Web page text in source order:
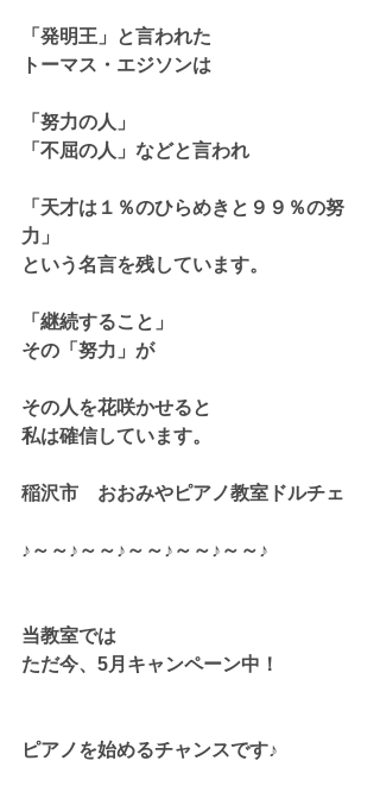
「発明王」と言われた
トーマス・エジソンは
「努力の人」
「不屈の人」などと言われ
「天才は１％のひらめきと９９％の努
力」
という名言を残しています。
「継続すること」
その「努力」が
その人を花咲かせると
私は確信しています。
稲沢市　おおみやピアノ教室ドルチェ
♪～～♪～～♪～～♪～～♪～～♪
当教室では
ただ今、5月キャンペーン中！
ピアノを始めるチャンスです♪